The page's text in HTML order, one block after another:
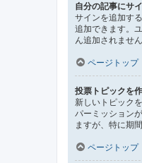
自分の記事にサ
サインを追加す
追加できます。
ん追加されません
ページトップ
投票トピックを
新しいトピック
パーミッション
ますが、特に期
ページトップ